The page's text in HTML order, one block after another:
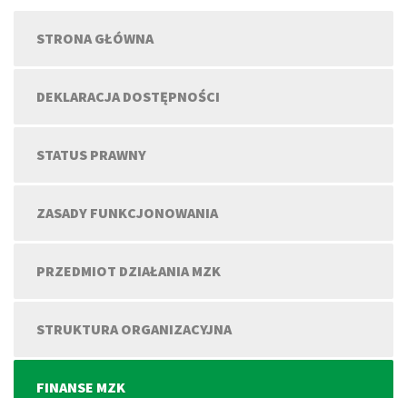
STRONA GŁÓWNA
DEKLARACJA DOSTĘPNOŚCI
STATUS PRAWNY
ZASADY FUNKCJONOWANIA
PRZEDMIOT DZIAŁANIA MZK
STRUKTURA ORGANIZACYJNA
FINANSE MZK